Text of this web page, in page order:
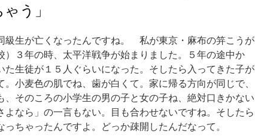
う」
生が亡くなったんですね。 私が東京・麻布の笄こうが
）３年の時、太平洋戦争が始まりました。５年の途中か
た生徒が１５人ぐらいになった。そしたら入ってきた子が
小麦色の肌でね、歯が白くて。家に帰る方向が同じで、
そのころの小学生の男の子と女の子ね、絶対口きかない
よなら」の一言もない。目も合わせないですね。そしたら
ちゃったんですよ。どっか疎開したんだなって。